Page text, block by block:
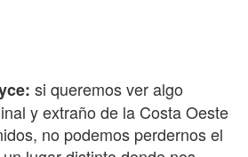
si queremos ver algo
y extraño de la Costa Oeste
no podemos perdernos el